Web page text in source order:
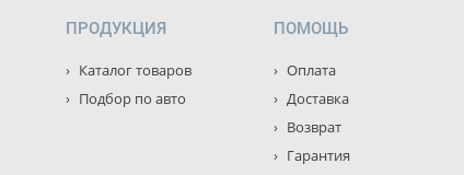
ПРОДУКЦИЯ
Каталог товаров
Подбор по авто
ПОМОЩЬ
Оплата
Доставка
Возврат
Гарантия